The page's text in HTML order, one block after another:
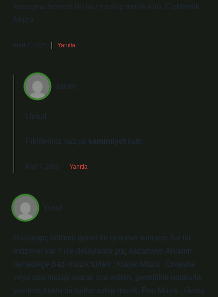
konuşma benzeri bir tarza sahip müzik türü. Elektronik
Müzik .
Mart 7, 2026 Yanıtla
admin
Umut!
Fikirleriniz yazıya samimiyet kattı.
Mart 7, 2026 Yanıtla
Yusuf
Başlangıç bölümü genel bir çerçeve sunuyor, Ne tür
müzikler var ? ise detaylarda güç kazanıyor. Anlatım
ilerledikçe Bazı müzik türleri : Klasik Müzik . Orkestra
veya oda müziği olarak icra edilen, genellikle notalarla
yazılmış köklü bir tarihe sahip müzik. Pop Müzik . Geniş